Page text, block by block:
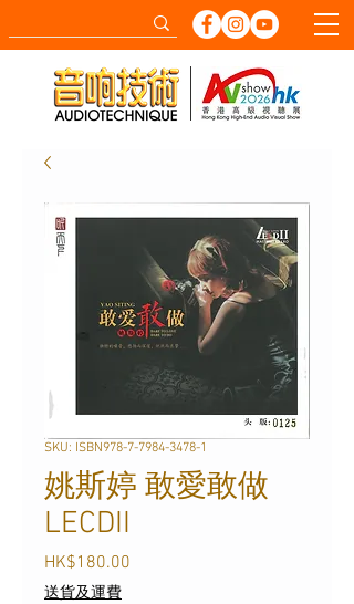
SKU: ISBN978-7-7984-3478-1
姚斯婷 敢愛敢做
LECDII
HK$180.00
送貨及運費